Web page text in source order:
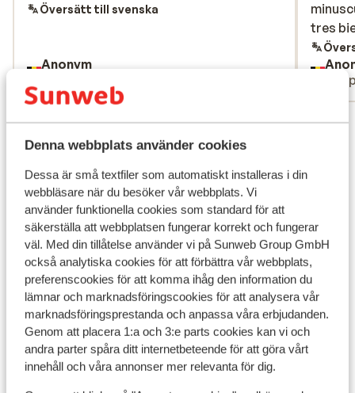
Denna webbplats använder cookies
Dessa är små textfiler som automatiskt installeras i din
webbläsare när du besöker vår webbplats. Vi
använder funktionella cookies som standard för att
säkerställa att webbplatsen fungerar korrekt och fungerar
väl. Med din tillåtelse använder vi på Sunweb Group GmbH
också analytiska cookies för att förbättra vår webbplats,
preferenscookies för att komma ihåg den information du
lämnar och marknadsföringscookies för att analysera vår
marknadsföringsprestanda och anpassa våra erbjudanden.
Genom att placera 1:a och 3:e parts cookies kan vi och
andra parter spåra ditt internetbeteende för att göra vårt
innehåll och våra annonser mer relevanta för dig.
Översätt till svenska
Anonym
tres
tres
Visa alla 39 omdömen
Andra boenden i Turkiets sydkust
Aria Resort Hotel
Mardan Palace
Elysee Rive Hotel
Xanadu Resort Hotel